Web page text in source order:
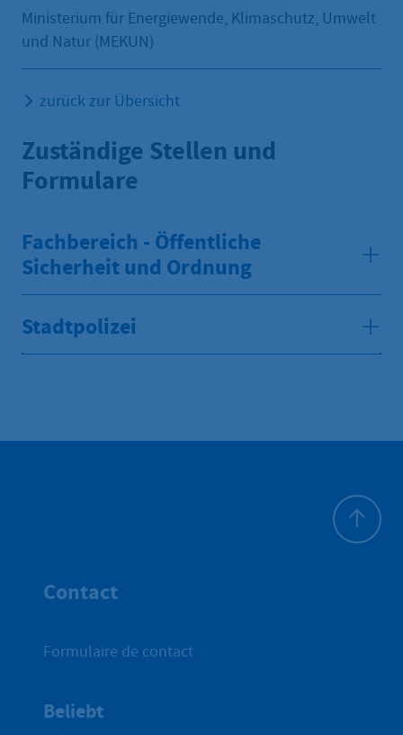
Ministerium für Energiewende, Klimaschutz, Umwelt
und Natur (MEKUN)
zurück zur Übersicht
Zuständige Stellen und
Formulare
Fachbereich - Öffentliche
Sicherheit und Ordnung
Stadtpolizei
Contact
Formulaire de contact
Beliebt